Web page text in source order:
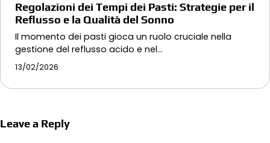
Regolazioni dei Tempi dei Pasti: Strategie per il
Reflusso e la Qualità del Sonno
Il momento dei pasti gioca un ruolo cruciale nella
gestione del reflusso acido e nel…
13/02/2026
Leave a Reply